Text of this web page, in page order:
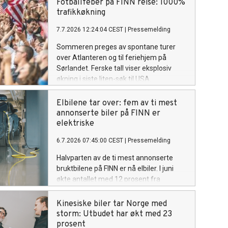
Fotballfeber på FINN reise: 1000%
trafikkøkning
7.7.2026 12:24:04 CEST Pressemelding
Sommeren preges av spontane turer
over Atlanteren og til feriehjem på
Sørlandet. Ferske tall viser eksplosiv
økning i siste liten-søk til USA.
Elbilene tar over: fem av ti mest
annonserte biler på FINN er
elektriske
6.7.2026 07:45:00 CEST Pressemelding
Halvparten av de ti mest annonserte
bruktbilene på FINN er nå elbiler. I juni
økte antallet med 12 prosent fra
måneden før, og elbiler utgjør nå 36
prosent av alle biler på markedsplassen.
Nye tall fra FINN tegner et bilde av et
bruktbilmarked i rask endring.
Kinesiske biler tar Norge med
storm: Utbudet har økt med 23
prosent